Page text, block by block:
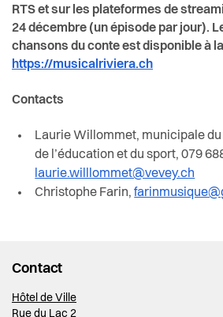
RTS et sur les plateformes de
24 décembre (un épisode par jour).
chansons du conte est disponible à
https://musicalriviera.ch
Contacts
Laurie Willommet, municipale
de l’éducation et du sport, 079
laurie.willlommet@vevey.ch
Christophe Farin,
Contact
Hôtel de Ville
Rue du Lac 2